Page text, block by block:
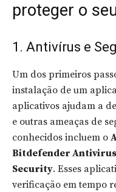
proteger o
1. Antivírus e
Um dos primeiros
instalação de um
aplicativos ajudam a
e outras ameaças de
conhecidos incluem o
Bitdefender
Security. Esses
verificação em tempo